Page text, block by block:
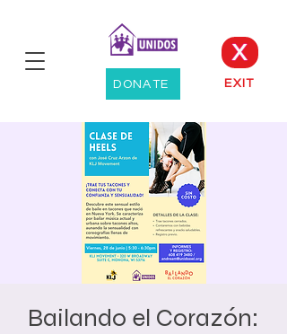
DONATE EXIT
X
Bailando el Corazón: